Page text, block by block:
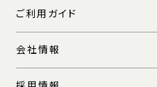
ご利用ガイド
会社情報